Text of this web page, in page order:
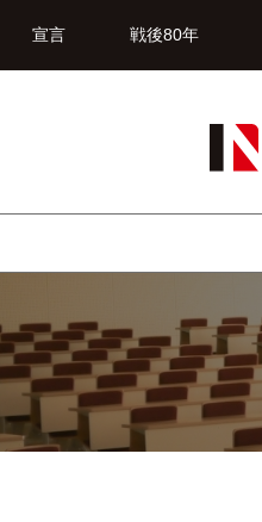
宣言 戦後80年